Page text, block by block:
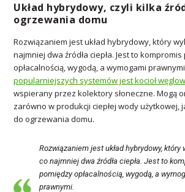
Układ hybrydowy, czyli kilka
ogrzewania domu
Rozwiązaniem jest układ hybrydowy, który
najmniej dwa źródła ciepła. Jest to
opłacalnością, wygodą, a wymogami
popularniejszych systemów jest kocioł
wspierany przez kolektory słoneczne. Mogą
zarówno w produkcji ciepłej wody użytkowej,
do ogrzewania domu.
Rozwiązaniem jest układ hybrydowy, który
co najmniej dwa źródła ciepła. Jest to
pomiędzy opłacalnością, wygodą, a
prawnymi.